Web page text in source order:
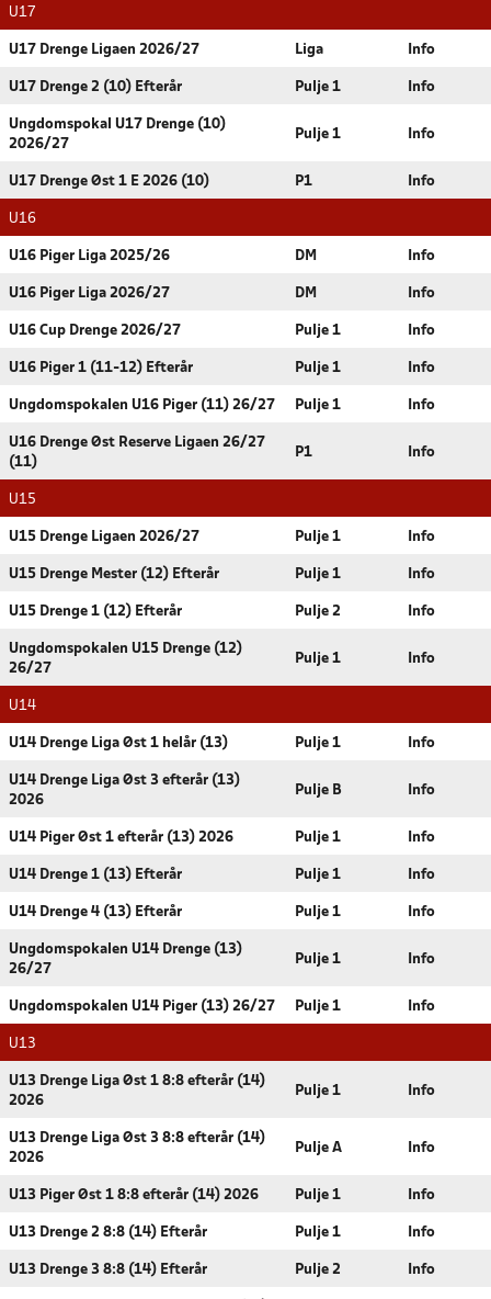
U17
U17 Drenge Ligaen 2026/27 Liga Info
U17 Drenge 2 (10) Efterår Pulje 1 Info
Ungdomspokal U17 Drenge (10)
2026/27
Pulje 1 Info
U17 Drenge Øst 1 E 2026 (10) P1 Info
U16
U16 Piger Liga 2025/26 DM Info
U16 Piger Liga 2026/27 DM Info
U16 Cup Drenge 2026/27 Pulje 1 Info
U16 Piger 1 (11-12) Efterår Pulje 1 Info
Ungdomspokalen U16 Piger (11) 26/27 Pulje 1 Info
U16 Drenge Øst Reserve Ligaen 26/27
(11)
P1 Info
U15
U15 Drenge Ligaen 2026/27 Pulje 1 Info
U15 Drenge Mester (12) Efterår Pulje 1 Info
U15 Drenge 1 (12) Efterår Pulje 2 Info
Ungdomspokalen U15 Drenge (12)
26/27
Pulje 1 Info
U14
U14 Drenge Liga Øst 1 helår (13) Pulje 1 Info
U14 Drenge Liga Øst 3 efterår (13)
2026
Pulje B Info
U14 Piger Øst 1 efterår (13) 2026 Pulje 1 Info
U14 Drenge 1 (13) Efterår Pulje 1 Info
U14 Drenge 4 (13) Efterår Pulje 1 Info
Ungdomspokalen U14 Drenge (13)
26/27
Pulje 1 Info
Ungdomspokalen U14 Piger (13) 26/27 Pulje 1 Info
U13
U13 Drenge Liga Øst 1 8:8 efterår (14)
2026
Pulje 1 Info
U13 Drenge Liga Øst 3 8:8 efterår (14)
2026
Pulje A Info
U13 Piger Øst 1 8:8 efterår (14) 2026 Pulje 1 Info
U13 Drenge 2 8:8 (14) Efterår Pulje 1 Info
U13 Drenge 3 8:8 (14) Efterår Pulje 2 Info